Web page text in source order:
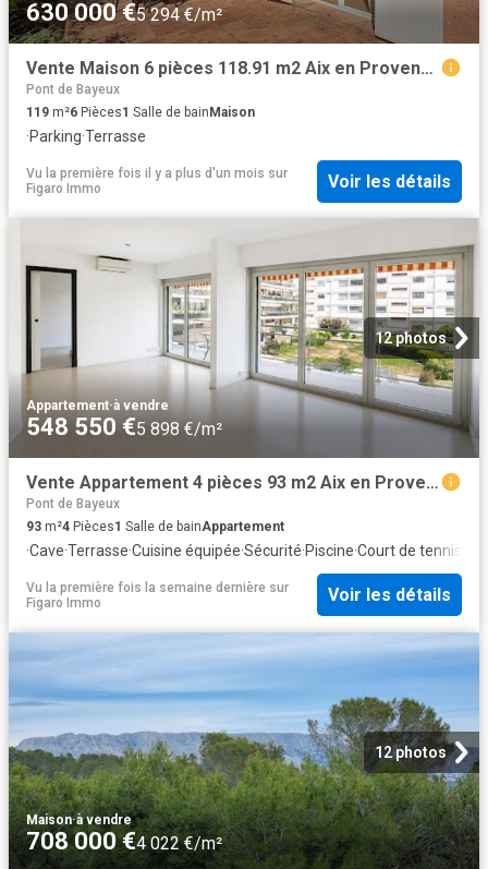
630 000 €5 294 €/m²
Vente Maison 6 pièces 118.91 m2 Aix en Provence
Pont de Bayeux
119 m²6 Pièces1 Salle de bain Maison
·Parking·Terrasse
Vu la première fois il y a plus d'un mois sur
Figaro Immo
Voir les détails
12 photos
Appartement·à vendre
548 550 €5 898 €/m²
Vente Appartement 4 pièces 93 m2 Aix en Provence
Pont de Bayeux
93 m²4 Pièces1 Salle de bainAppartement
·Cave·Terrasse·Cuisine équipée·Sécurité·Piscine·Court de tennis
Vu la première fois la semaine dernière sur
Figaro Immo
Voir les détails
12 photos
Maison·à vendre
708 000 €4 022 €/m²